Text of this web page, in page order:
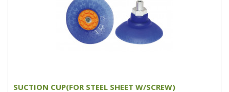
SUCTION CUP(FOR STEEL SHEET W/SCREW)